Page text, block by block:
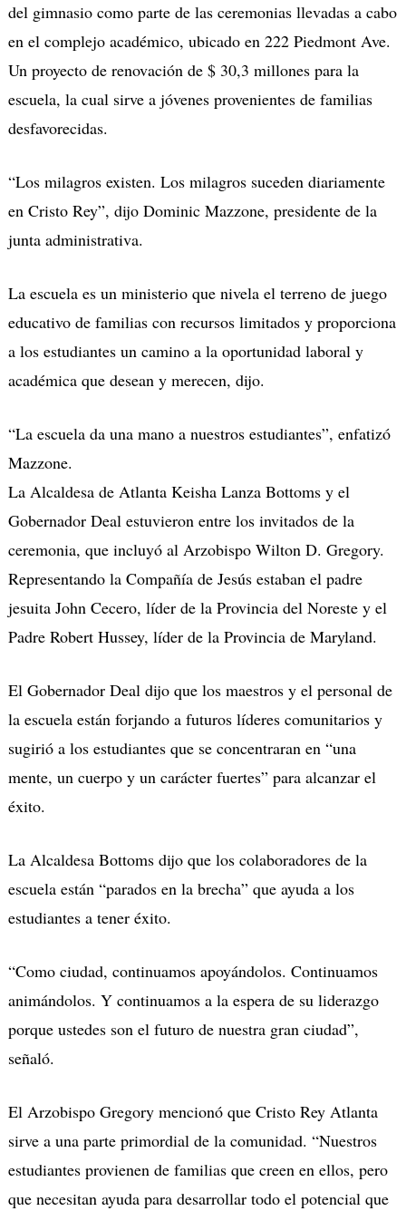
del gimnasio como parte de las ceremonias llevadas a cabo
en el complejo académico, ubicado en 222 Piedmont Ave.
Un proyecto de renovación de $ 30,3 millones para la
escuela, la cual sirve a jóvenes provenientes de familias
desfavorecidas.
“Los milagros existen. Los milagros suceden diariamente
en Cristo Rey”, dijo Dominic Mazzone, presidente de la
junta administrativa.
La escuela es un ministerio que nivela el terreno de juego
educativo de familias con recursos limitados y proporciona
a los estudiantes un camino a la oportunidad laboral y
académica que desean y merecen, dijo.
“La escuela da una mano a nuestros estudiantes”, enfatizó
Mazzone.
La Alcaldesa de Atlanta Keisha Lanza Bottoms y el
Gobernador Deal estuvieron entre los invitados de la
ceremonia, que incluyó al Arzobispo Wilton D. Gregory.
Representando la Compañía de Jesús estaban el padre
jesuita John Cecero, líder de la Provincia del Noreste y el
Padre Robert Hussey, líder de la Provincia de Maryland.
El Gobernador Deal dijo que los maestros y el personal de
la escuela están forjando a futuros líderes comunitarios y
sugirió a los estudiantes que se concentraran en “una
mente, un cuerpo y un carácter fuertes” para alcanzar el
éxito.
La Alcaldesa Bottoms dijo que los colaboradores de la
escuela están “parados en la brecha” que ayuda a los
estudiantes a tener éxito.
“Como ciudad, continuamos apoyándolos. Continuamos
animándolos. Y continuamos a la espera de su liderazgo
porque ustedes son el futuro de nuestra gran ciudad”,
señaló.
El Arzobispo Gregory mencionó que Cristo Rey Atlanta
sirve a una parte primordial de la comunidad. “Nuestros
estudiantes provienen de familias que creen en ellos, pero
que necesitan ayuda para desarrollar todo el potencial que